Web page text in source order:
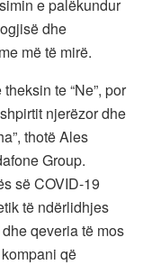
e palëkundur
dhe
më të mirë.
te “Ne”, por
njerëzor dhe
thotë Ales
Group.
së COVID-19
të ndërlidhjes
qeveria të mos
që